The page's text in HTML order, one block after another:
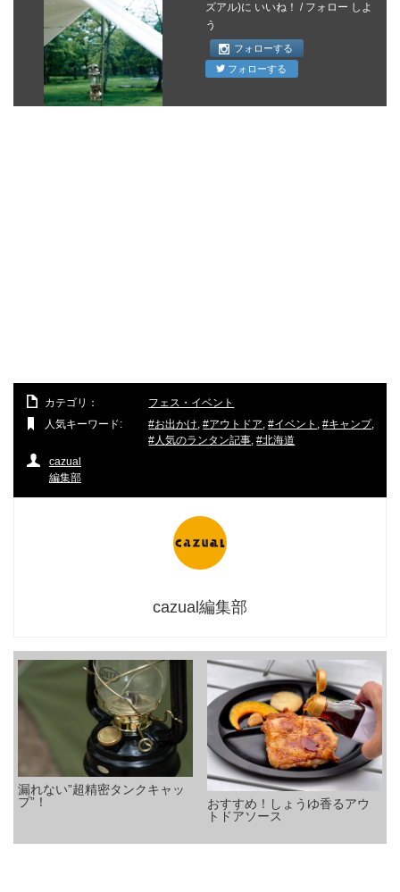
ズアル)に いいね！ / フォロー しよ
う
フォローする
フォローする
カテゴリ：
フェス・イベント
人気キーワード:
お出かけ, アウトドア, イベント , キャンプ,
人気のランタン記事, 北海道
cazual
編集部
cazual編集部
漏れない”超精密タンクキャッ
プ”！
おすすめ！しょうゆ香るアウ
トドアソース